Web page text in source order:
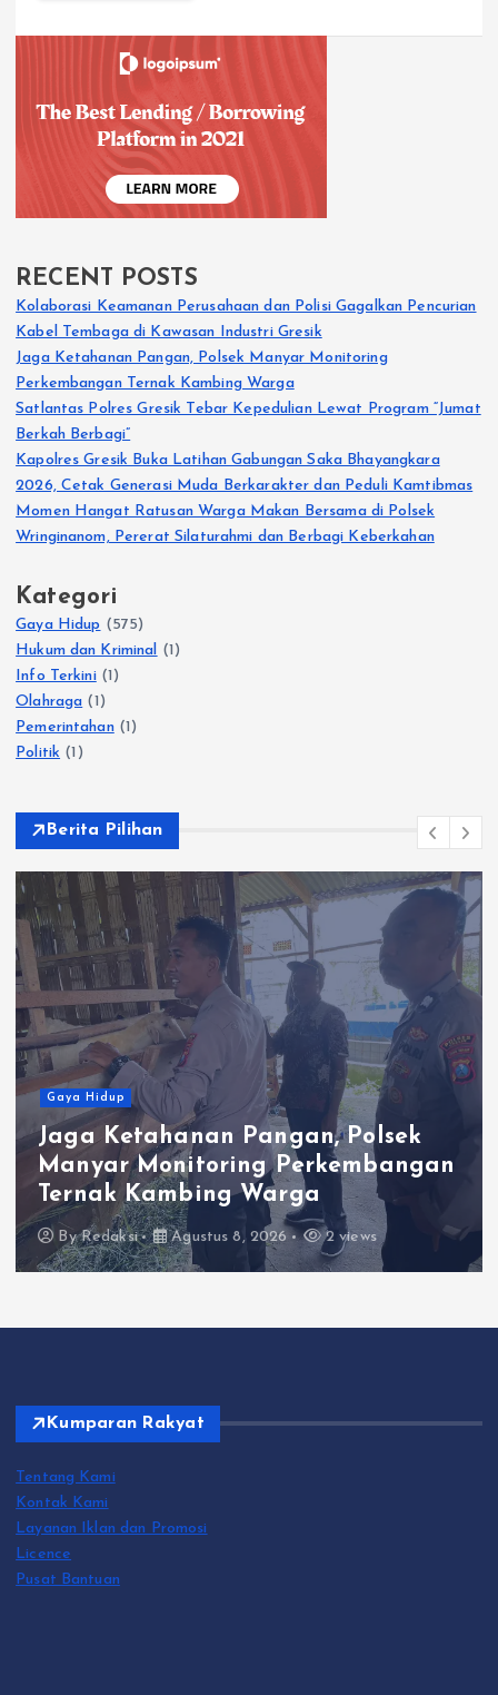
RECENT POSTS
Kolaborasi Keamanan Perusahaan dan Polisi Gagalkan Pencurian
Kabel Tembaga di Kawasan Industri Gresik
Jaga Ketahanan Pangan, Polsek Manyar Monitoring
Perkembangan Ternak Kambing Warga
Satlantas Polres Gresik Tebar Kepedulian Lewat Program “Jumat
Berkah Berbagi”
Kapolres Gresik Buka Latihan Gabungan Saka Bhayangkara
2026, Cetak Generasi Muda Berkarakter dan Peduli Kamtibmas
Momen Hangat Ratusan Warga Makan Bersama di Polsek
Wringinanom, Pererat Silaturahmi dan Berbagi Keberkahan
Kategori
Gaya Hidup (575)
Hukum dan Kriminal (1)
Info Terkini(1)
Olahraga (1)
Pemerintahan(1)
Politik (1)
Berita Pilihan
Gaya Hidup
Jaga Ketahanan Pangan, Polsek
Manyar Monitoring Perkembangan
Ternak Kambing Warga
ByRedaksi Agustus 8, 2026 2 views
Kumparan Rakyat
Tentang Kami
Kontak Kami
Layanan Iklan dan Promosi
Licence
Pusat Bantuan